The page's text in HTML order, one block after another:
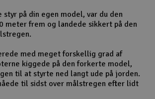
styr på din egen model, var du den
meter frem og landede sikkert på den
med meget forskellig grad af
kiggede på den forkerte model,
til at styrte ned langt ude på jorden.
til sidst over målstregen efter lidt